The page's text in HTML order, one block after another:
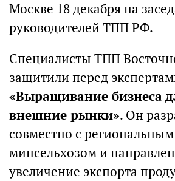
Москве 18 декабря на
руководителей ТПП РФ.
Специалисты ТПП
защитили перед
«Выращивание бизнеса
внешние рынки». Он
совместно с региональным
минсельхозом и
увеличение экспорта